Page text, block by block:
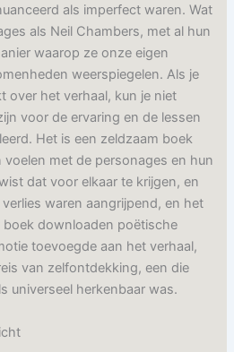
als imperfect waren. Wat
als Neil Chambers, met al hun
waarop ze onze eigen
weerspiegelen. Als je
over het verhaal, kun je niet
voor de ervaring en de lessen
Het is een zeldzaam boek
met de personages en hun
dat voor elkaar te krijgen, en
verlies waren aangrijpend, en het
downloaden poëtische
toevoegde aan het verhaal,
van zelfontdekking, een die
universeel herkenbaar was.